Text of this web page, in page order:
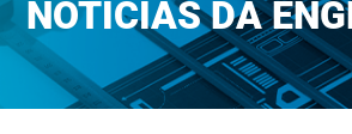
NOTÍCIAS DA